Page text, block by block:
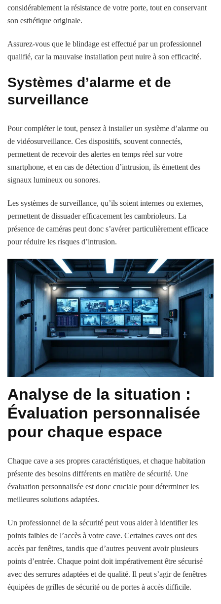
considérablement la résistance de votre porte, tout en conservant
son esthétique originale.
Assurez-vous que le blindage est effectué par un professionnel
qualifié, car la mauvaise installation peut nuire à son efficacité.
Systèmes d’alarme et de
surveillance
Pour compléter le tout, pensez à installer un système d’alarme ou
de vidéosurveillance. Ces dispositifs, souvent connectés,
permettent de recevoir des alertes en temps réel sur votre
smartphone, et en cas de détection d’intrusion, ils émettent des
signaux lumineux ou sonores.
Les systèmes de surveillance, qu’ils soient internes ou externes,
permettent de dissuader efficacement les cambrioleurs. La
présence de caméras peut donc s’avérer particulièrement efficace
pour réduire les risques d’intrusion.
Analyse de la situation :
Évaluation personnalisée
pour chaque espace
Chaque cave a ses propres caractéristiques, et chaque habitation
présente des besoins différents en matière de sécurité. Une
évaluation personnalisée est donc cruciale pour déterminer les
meilleures solutions adaptées.
Un professionnel de la sécurité peut vous aider à identifier les
points faibles de l’accès à votre cave. Certaines caves ont des
accès par fenêtres, tandis que d’autres peuvent avoir plusieurs
points d’entrée. Chaque point doit impérativement être sécurisé
avec des serrures adaptées et de qualité. Il peut s’agir de fenêtres
équipées de grilles de sécurité ou de portes à accès difficile.